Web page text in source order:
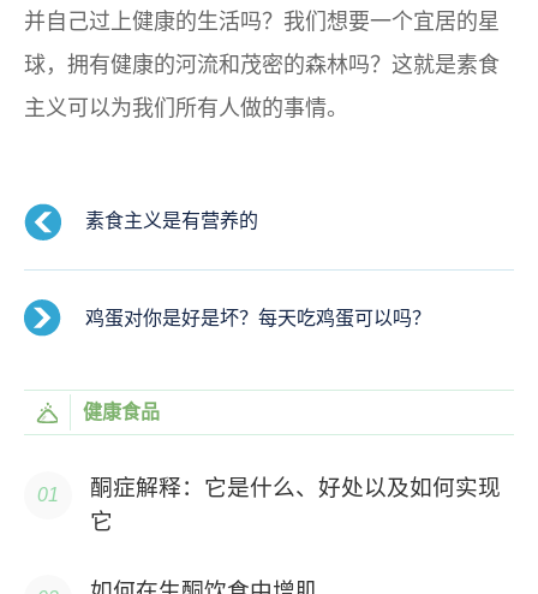
并自己过上健康的生活吗？我们想要一个宜居的星
球，拥有健康的河流和茂密的森林吗？这就是素食
主义可以为我们所有人做的事情。
素食主义是有营养的
鸡蛋对你是好是坏？每天吃鸡蛋可以吗？
健康食品
酮症解释：它是什么、好处以及如何实现
它